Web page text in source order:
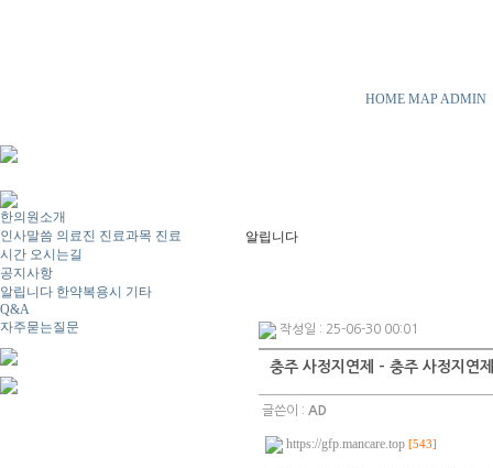
HOME MAPADMIN
한의원소개
인사말씀 의료진 진료과목 진료
시간 오시는길
공지사항
알립니다 한약복용시
기타
Q&A
자주묻는질문
알립니다
작성일 : 25-06-30 00:01
충주 사정지연제 - 충주 사정지연
글쓴이 : AD
https://gfp.mancare.top [543]